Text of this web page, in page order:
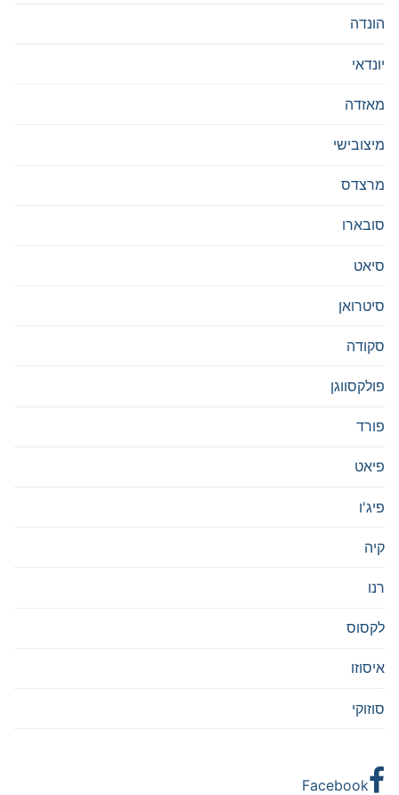
הונדה
יונדאי
מאזדה
מיצובישי
מרצדס
סובארו
סיאט
סיטרואן
סקודה
פולקסווגן
פורד
פיאט
פיג'ו
קיה
רנו
לקסוס
איסוזו
סוזוקי
Facebook